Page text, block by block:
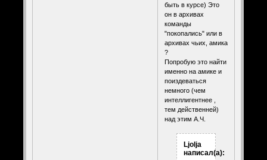
быть в курсе) Это
он в архивах
команды
"покопались" или в
архивах чьих, амика
?
Попробую это найти
именно на амике и
поиздеваться
немного (чем
интеллигентнее ,
тем действенней)
над этим А.Ч.
Ljolja
написал(а):